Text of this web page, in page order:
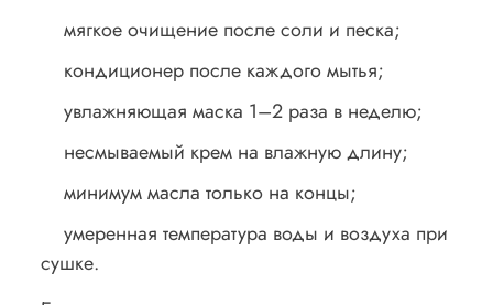
мягкое очищение после соли и песка;
кондиционер после каждого мытья;
увлажняющая маска 1–2 раза в неделю;
несмываемый крем на влажную длину;
минимум масла только на концы;
умеренная температура воды и воздуха при
сушке.